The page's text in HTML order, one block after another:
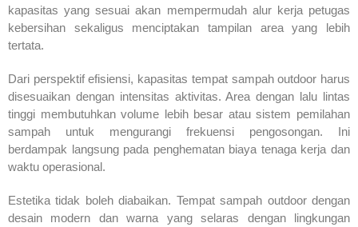
kapasitas yang sesuai akan mempermudah alur kerja petugas
kebersihan sekaligus menciptakan tampilan area yang lebih
tertata.
Dari perspektif efisiensi, kapasitas tempat sampah outdoor harus
disesuaikan dengan intensitas aktivitas. Area dengan lalu lintas
tinggi membutuhkan volume lebih besar atau sistem pemilahan
sampah untuk mengurangi frekuensi pengosongan. Ini
berdampak langsung pada penghematan biaya tenaga kerja dan
waktu operasional.
Estetika tidak boleh diabaikan. Tempat sampah outdoor dengan
desain modern dan warna yang selaras dengan lingkungan